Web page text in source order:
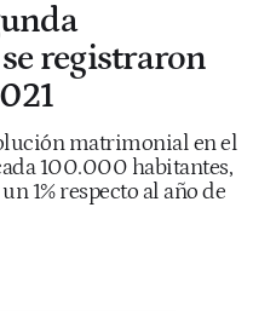
registraron
matrimonial en el
100.000 habitantes,
1% respecto al año de